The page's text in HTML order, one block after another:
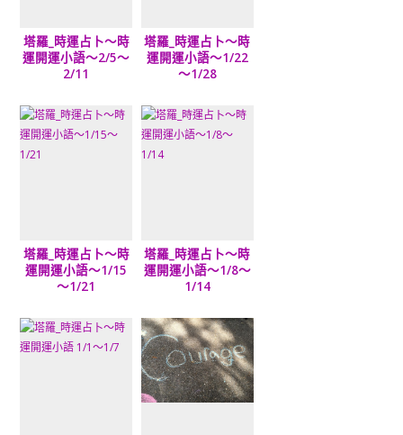
塔羅_時運占卜～時
運開運小語～2/5～
2/11
塔羅_時運占卜～時
運開運小語～1/22
～1/28
塔羅_時運占卜～時
運開運小語～1/15
～1/21
塔羅_時運占卜～時
運開運小語～1/8～
1/14